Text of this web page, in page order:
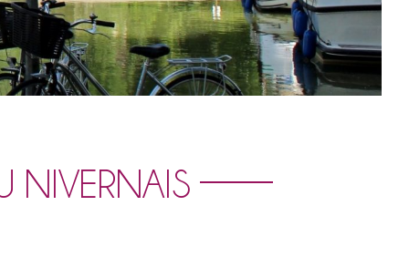
NIVERNAIS